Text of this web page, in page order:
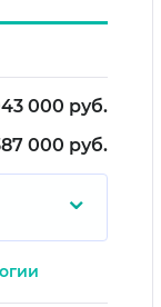
000 руб.
000 руб.
⌄